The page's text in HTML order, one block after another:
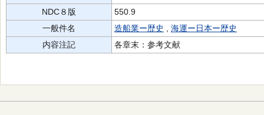
NDC８版
550.9
一般件名
造船業ー歴史
海運ー日本ー歴史
内容注記
各章末：参考文献